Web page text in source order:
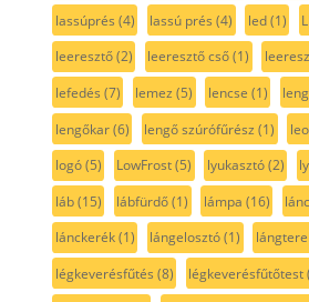
lassúprés (4) lassú prés (4) led(1)
leeresztő(2) leeresztő cső(1)
lefedés (7) lemez (5) lencse (1)
lengőkar(6) lengő szúrófűrész (1)
logó(5) LowFrost(5) lyukasztó(2)
láb(15) lábfürdő(1) lámpa (16)
lánckerék(1) lángelosztó(1)
légkeverésfűtés (8) légkeverésfűtőtest